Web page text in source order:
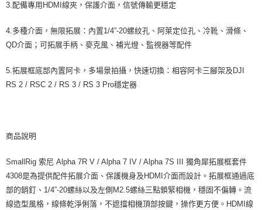
3.配備專用HDMI線夾，保護介面，信號傳輸更穩定
4.多種介面，無限拓展：內置1/4”-20螺紋孔、阿萊定位孔、冷靴、滑條、
QD介面；可拓展手柄、麥克風、補光燈、監視器等配件
5.拓展框底部內置阿卡，多場景拍攝，快速切換：相容阿卡三腳架及DJI
RS 2 / RSC 2 / RS 3 / RS 3 Pro穩定器
商品說明
SmallRig 索尼 Alpha 7R V / Alpha 7 IV / Alpha 7S III 獨角犀拓展框套件
4308是為提供配件拓展介面、保護機身及HDMI介面而設計。拓展框通過底
部的銷釘、1/4”-20螺絲以及左側M2.5螺絲三點鎖緊相機，穩固不偏轉。流
線造型風格，線條乾淨俐落，不遮擋相機頂部按鍵，操作更方便。HDMI線